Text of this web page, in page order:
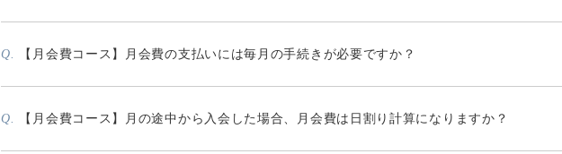
Q. 【月会費コース】月会費の支払いには毎月の手続きが必要ですか？
Q. 【月会費コース】月の途中から入会した場合、月会費は日割り計算になりますか？